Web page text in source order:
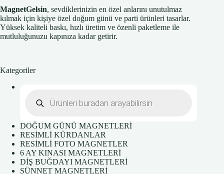
MagnetGelsin, sevdiklerinizin en özel anlarını unutulmaz
kılmak için kişiye özel doğum günü ve parti ürünleri tasarlar.
Yüksek kaliteli baskı, hızlı üretim ve özenli paketleme ile
mutluluğunuzu kapınıza kadar getirir.
Kategoriler
search
DOĞUM GÜNÜ MAGNETLERİ
RESİMLİ KÜRDANLAR
RESİMLİ FOTO MAGNETLER
6 AY KINASI MAGNETLERİ
DİŞ BUĞDAYI MAGNETLERİ
SÜNNET MAGNETLERİ